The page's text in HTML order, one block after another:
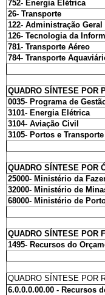
752- Energia Elétrica
26- Transporte
122- Administração Geral
126- Tecnologia da
781- Transporte Aéreo
784- Transporte
QUADRO SÍNTESE POR
0035- Programa de
3101- Energia Elétrica
3104- Aviação Civil
3105- Portos e
QUADRO SÍNTESE POR
25000- Ministério da
32000- Ministério de
68000- Ministério de
QUADRO SÍNTESE POR
1495- Recursos do
QUADRO SÍNTESE POR
6.0.0.0.00.00 - Recursos